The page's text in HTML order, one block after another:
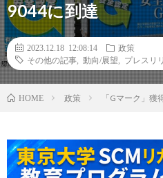
9044に到達
2023.12.18 12:08:14
政策
その他の記事
動向/展望 プレスリ
HOME 政策 「Gマーク」